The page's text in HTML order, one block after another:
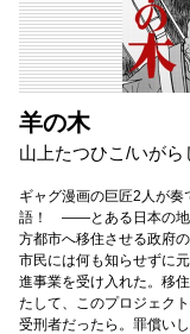
羊の木
山上たつひこ /いがら
ギャグ漫画の巨匠2人が
語！ ――とある日本の地
方都市へ移住させる政府
市民には何も知らせずに
進事業を受け入れた。移
たして、このプロジェク
受刑者だったら。罪償い